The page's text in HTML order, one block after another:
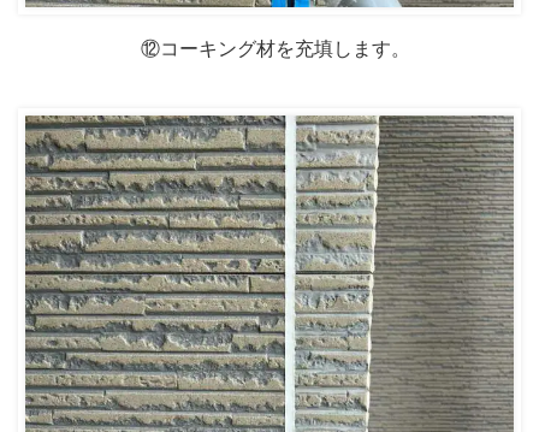
⑫コーキング材を充填します。